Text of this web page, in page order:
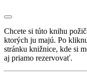
Chcete si túto knihu
ktorých ju majú. Po
stránku knižnice, kde si
aj priamo rezervovať.